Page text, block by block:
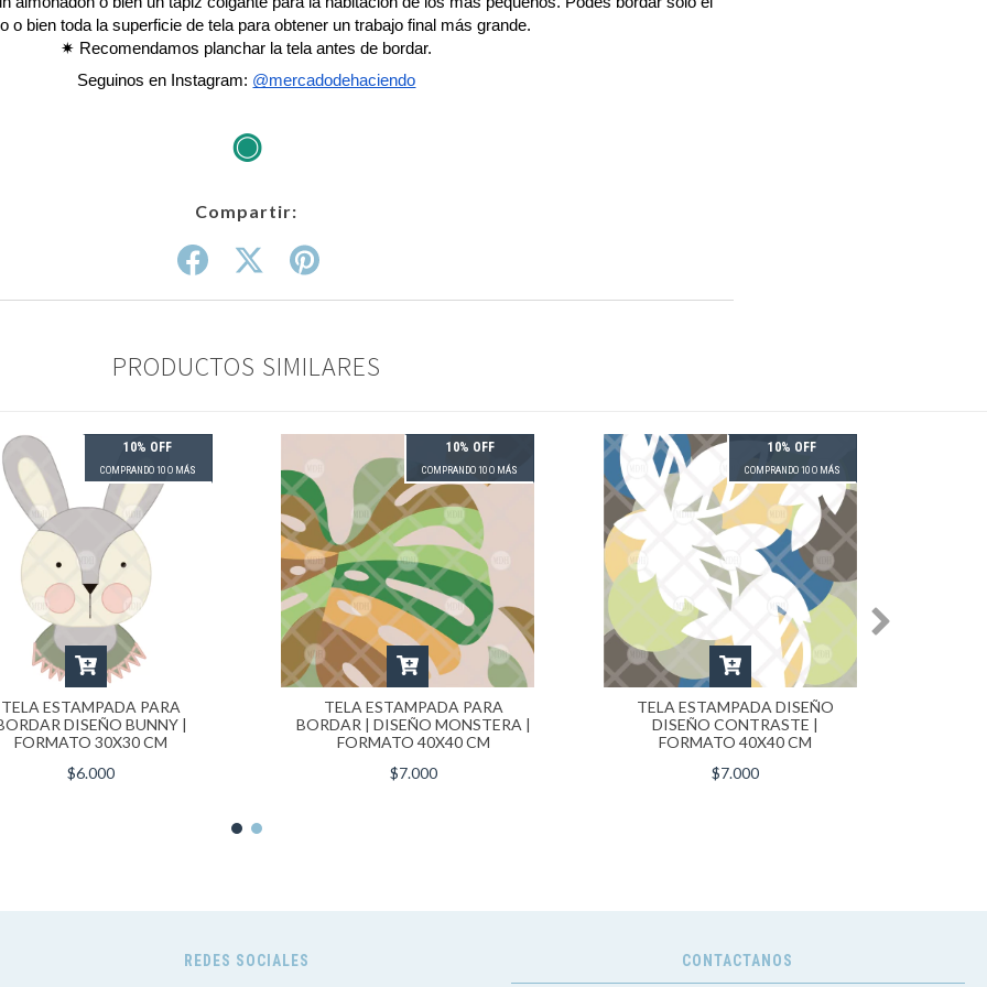
o bien toda la superficie de tela para obtener un trabajo final más grande.
✷ Recomendamos planchar la tela antes de bordar.
Seguinos en Instagram: @mercadodehaciendo
◉
Compartir:
PRODUCTOS SIMILARES
10% OFF
COMPRANDO 10 O MÁS
TELA ESTAMPADA PARA
DISEÑO BUNNY |
FORMATO 30X30 CM
$6.000
10% OFF
COMPRANDO 10 O MÁS
TELA ESTAMPADA PARA
BORDAR | DISEÑO MONSTERA |
FORMATO 40X40 CM
$7.000
10% OFF
COMPRANDO 10 O MÁS
TELA ESTAMPADA DISEÑO
DISEÑO CONTRASTE |
FORMATO 40X40 CM
$7.000
REDES SOCIALES CONTACTANOS